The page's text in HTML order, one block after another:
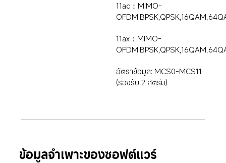
11ac：MIMO-
11ax：MIMO-
อัตราข้อมูล: MCS0-MCS11
(รองรับ 2 สตรีม)
ข้อมูลจำเพาะของซอฟต์แวร์